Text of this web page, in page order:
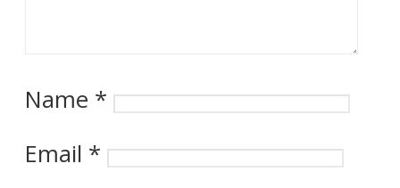
Name *
Email *